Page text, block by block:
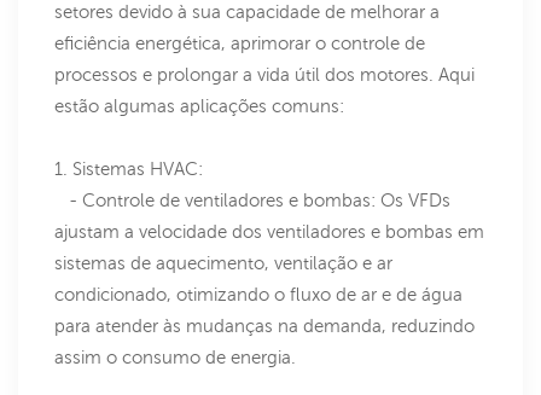
setores devido à sua capacidade de melhorar a
eficiência energética, aprimorar o controle de
processos e prolongar a vida útil dos motores. Aqui
estão algumas aplicações comuns:
1. Sistemas HVAC:
- Controle de ventiladores e bombas: Os VFDs
ajustam a velocidade dos ventiladores e bombas em
sistemas de aquecimento, ventilação e ar
condicionado, otimizando o fluxo de ar e de água
para atender às mudanças na demanda, reduzindo
assim o consumo de energia.